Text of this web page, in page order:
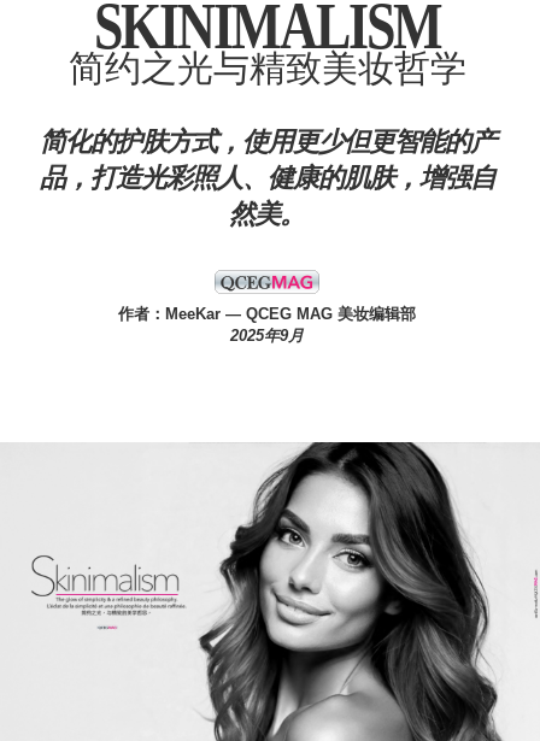
SKINIMALISM
简约之光与精致美妆哲学
简化的护肤方式，使用更少但更智能的产
品，打造光彩照人、健康的肌肤，增强自
然美。
作者：MeeKar — QCEG MAG 美妆编辑部
2025年9月